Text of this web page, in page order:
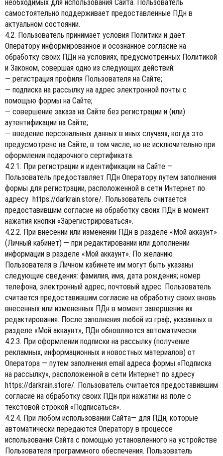
необходимых для использования Сайта. Пользователь
самостоятельно поддерживает предоставленные ПДн в
актуальном состоянии.
4.2. Пользователь принимает условия Политики и дает
Оператору информированное и осознанное согласие на
обработку своих ПДн на условиях, предусмотренных Политикой
и Законом, совершая одно из следующих действий:
— регистрация профиля Пользователя на Сайте;
— подписка на рассылку на адрес электронной почты с
помощью формы на Сайте;
— совершение заказа на Сайте без регистрации и (или)
аутентификации на Сайте;
— введение персональных данных в иных случаях, когда это
предусмотрено на Сайте, в том числе, но не исключительно при
оформлении подарочного сертификата.
4.2.1. При регистрации и идентификации на Сайте —
Пользователь предоставляет ПДн Оператору путем заполнения
формы для регистрации, расположенной в сети Интернет по
адресу https://darkrain.store/. Пользователь считается
предоставившим согласие на обработку своих ПДн в момент
нажатия кнопки «Зарегистрироваться».
4.2.2. При внесении или изменении ПДн в разделе «Мой аккаунт»
(Личный кабинет) — при редактировании или дополнении
информации в разделе «Мой аккаунт». По желанию
Пользователя в Личном кабинете им могут быть указаны
следующие сведения: фамилия, имя, дата рождения; номер
телефона, электронный адрес, почтовый адрес. Пользователь
считается предоставившим согласие на обработку своих вновь
внесенных или измененных ПДн в момент завершения их
редактирования. После заполнения любой из граф, указанных в
разделе «Мой аккаунт», ПДн обновляются автоматически.
4.2.3. При оформлении подписки на рассылку (получение
рекламных, информационных и новостных материалов) от
Оператора — путем заполнения email адреса формы «Подписка
на рассылку», расположенной в сети Интернет по адресу
https://darkrain.store/. Пользователь считается предоставившим
согласие на обработку своих ПДн при нажатии на поле с
текстовой строкой «Подписаться».
4.2.4. При любом использовании Сайта— для ПДн, которые
автоматически передаются Оператору в процессе
использования Сайта с помощью установленного на устройстве
Пользователя программного обеспечения. Пользователь